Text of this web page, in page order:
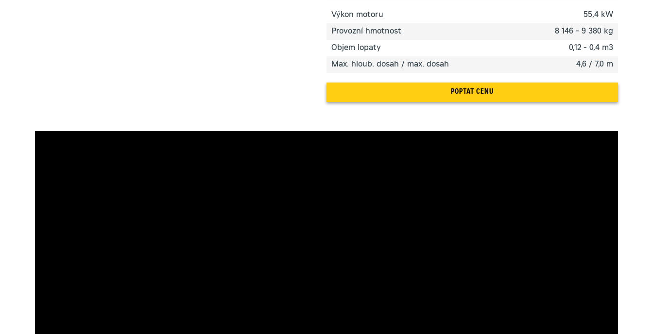
Výkon motoru 55,4 kW
Provozní hmotnost 8 146 - 9 380 kg
Objem lopaty 0,12 - 0,4 m3
Max. hloub. dosah / max. dosah 4,6 / 7,0 m
POPTAT CENU